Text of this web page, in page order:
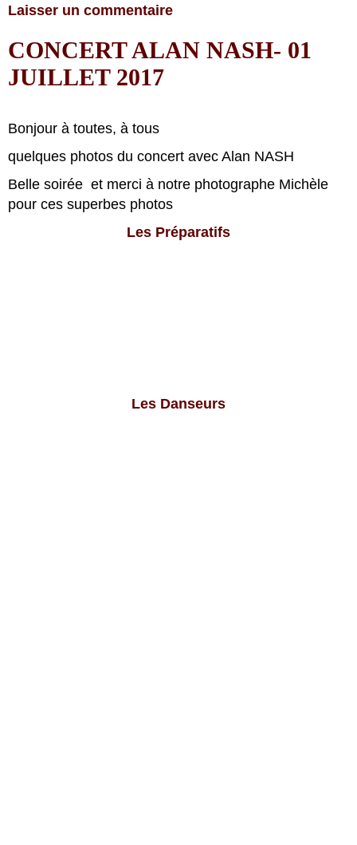
Laisser un commentaire
CONCERT ALAN NASH- 01
JUILLET 2017
Bonjour à toutes, à tous
quelques photos du concert avec Alan NASH
Belle soirée et merci à notre photographe Michèle
pour ces superbes photos
Les Préparatifs
Les Danseurs